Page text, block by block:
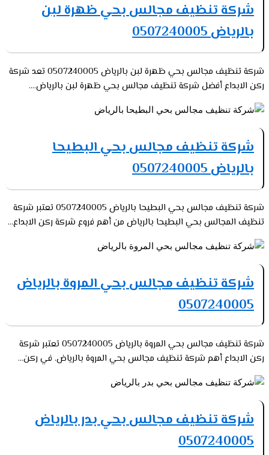
شركة تنظيف مجالس بحي ظهرة لبن
بالرياض 0507240005
شركة تنظيف مجالس بحي ظهرة لبن بالرياض 0507240005 تعد شركة
ركن الابداع أفضل شركة تنظيف مجالس بحي ظهرة لبن بالرياض....
شركة تنظيف مجالس بحي البطيحا
بالرياض 0507240005
شركة تنظيف مجالس بحي البطيحا بالرياض 0507240005 تعتبر شركة
تنظيف المجالس بحي البطيحا بالرياض من أهم فروع شركة ركن الابداع...
شركة تنظيف مجالس بحي المروة بالرياض
0507240005
شركة تنظيف مجالس بحي المروة بالرياض 0507240005 تعتبر شركة
ركن الابداع أهم شركة تنظيف مجالس بحي المروة بالرياض. في ركن...
شركة تنظيف مجالس بحي بدر بالرياض
0507240005